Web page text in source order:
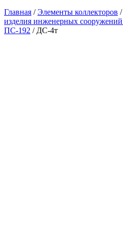
Главная /Элементы коллекторов /
изделия инженерных
ПС-192 / ДС-4т